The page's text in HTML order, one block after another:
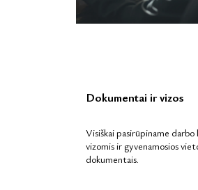
Dokumentai ir vizos
Visiškai pasirūpiname darbo
vizomis ir gyvenamosios
dokumentais.